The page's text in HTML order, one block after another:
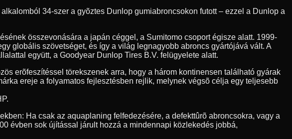
34-szer a gyõztes Dunlop gumiabroncsokon futott – ezzel a Dunlop a
összevonására a japán céggel, a Sumitomo csoport égisze alatt. 1999-
globális szövetséget, és így a világ legnagyobb abroncs gyártójává vált. A
együtt, a Goodyear Dunlop Tires B.V. felügyelete alatt.
erõfeszítéssel törekszenek arra, hogy a három kontinensen található gyárak
ereje a folyamatos fejlesztésben rejlik, melynek végsõ célja egy teljesebb
Ha csak az aquaplaning felfedezésére, a defekttûrõ abroncsokra, vagy a
évben sok újítással járult hozzá a mindennapi közlekedés jobbá,